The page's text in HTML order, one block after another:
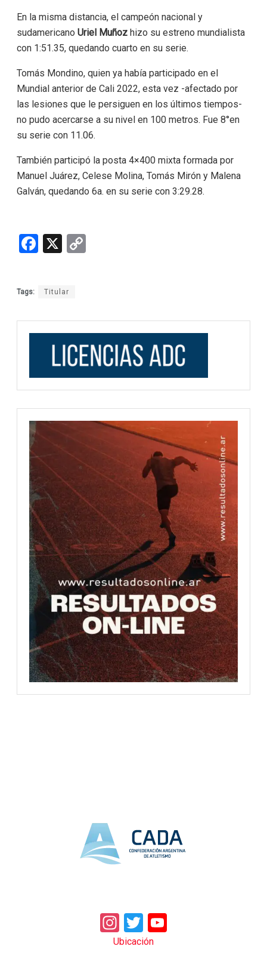
En la misma distancia, el campeón nacional y
sudamericano Uriel Muñozhizo su estreno mundialista
con 1:51.35, quedando cuarto en su serie.
Tomás Mondino, quien ya había participado en el
Mundial anterior de Cali 2022, esta vez -afectado por
las lesiones que le persiguen en los últimos tiempos-
no pudo acercarse a su nivel en 100 metros. Fue 8°en
su serie con 11.06.
También participó la posta 4×400 mixta formada por
Manuel Juárez, Celese Molina, Tomás Mirón y Malena
Galván, quedando 6a. en su serie con 3:29.28.
F
b
o
o
X C
n
k
Tags: Titular
Instagram
Twitter
Ubicación